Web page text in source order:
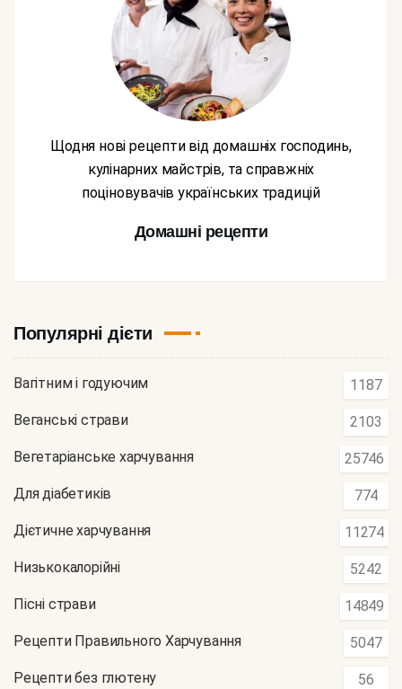
Щодня нові рецепти від домашніх господинь,
кулінарних майстрів, та справжніх
поціновувачів українських традицій
Домашні рецепти
Популярні дієти
Вагітним і годуючим 1187
Веганські страви 2103
Вегетаріанське харчування 25746
Для діабетиків 774
Дієтичне харчування 11274
Низькокалорійні 5242
Пісні страви 14849
Рецепти Правильного Харчування 5047
Рецепти без глютену 56